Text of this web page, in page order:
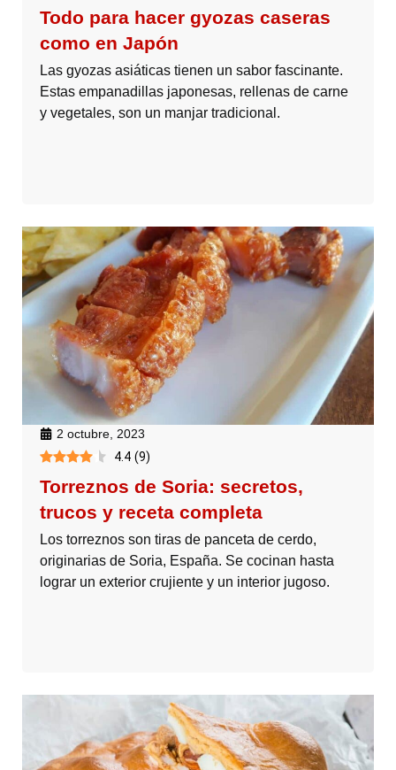
Todo para hacer gyozas caseras
como en Japón
Las gyozas asiáticas tienen un sabor fascinante.
Estas empanadillas japonesas, rellenas de carne
y vegetales, son un manjar tradicional.
2 octubre, 2023
4.4 (9)
Torreznos de Soria: secretos,
trucos y receta completa
Los torreznos son tiras de panceta de cerdo,
originarias de Soria, España. Se cocinan hasta
lograr un exterior crujiente y un interior jugoso.